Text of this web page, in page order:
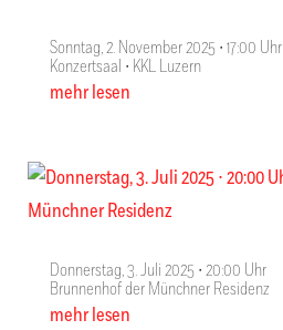
Sonntag, 2. November 2025 ∙ 17:00 Uhr
Konzertsaal ∙ KKL Luzern
mehr lesen
Donnerstag, 3. Juli 2025 ∙ 20:00 Uhr
Brunnenhof der Münchner Residenz
mehr lesen